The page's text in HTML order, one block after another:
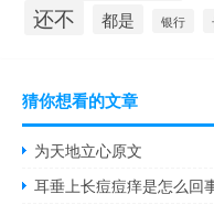
还不 都是 银行
猜你想看的文章
为天地立心原文
耳垂上长痘痘痒是怎么回